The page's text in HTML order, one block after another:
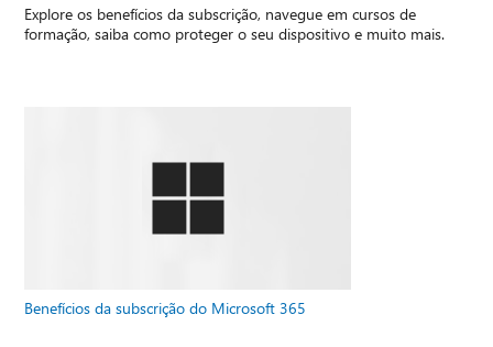
Explore os benefícios da subscrição, navegue em cursos de
formação, saiba como proteger o seu dispositivo e muito mais.
Benefícios da subscrição do Microsoft 365